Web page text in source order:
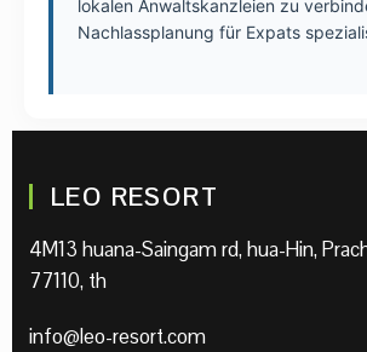
lokalen Anwaltskanzleien zu
Nachlassplanung für Expats
LEO RESORT
4M13 huana-Saingam rd, hua-Hin,
77110, th
info@leo-resort.com